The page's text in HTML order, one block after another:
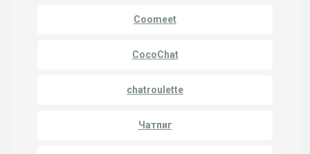
Coomeet
CocoChat
chatroulette
Чатпиг